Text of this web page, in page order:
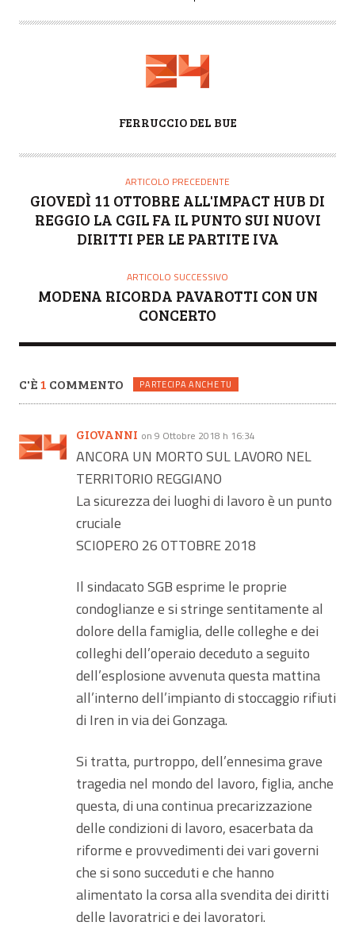
T
FERRUCCIO DEL BUE
ARTICOLO PRECEDENTE
GIOVEDÌ 11 OTTOBRE ALL'IMPACT HUB DI
REGGIO LA CGIL FA IL PUNTO SUI NUOVI
DIRITTI PER LE PARTITE IVA
ARTICOLO SUCCESSIVO
MODENA RICORDA PAVAROTTI CON UN
CONCERTO
C'È1 COMMENTO PARTECIPA ANCHE TU
GIOVANNI on 9 Ottobre 2018 h 16:34
ANCORA UN MORTO SUL LAVORO NEL
TERRITORIO REGGIANO
La sicurezza dei luoghi di lavoro è un punto
cruciale
SCIOPERO 26 OTTOBRE 2018
Il sindacato SGB esprime le proprie
condoglianze e si stringe sentitamente al
dolore della famiglia, delle colleghe e dei
colleghi dell’operaio deceduto a seguito
dell’esplosione avvenuta questa mattina
all’interno dell’impianto di stoccaggio rifiuti
di Iren in via dei Gonzaga.
Si tratta, purtroppo, dell’ennesima grave
tragedia nel mondo del lavoro, figlia, anche
questa, di una continua precarizzazione
delle condizioni di lavoro, esacerbata da
riforme e provvedimenti dei vari governi
che si sono succeduti e che hanno
alimentato la corsa alla svendita dei diritti
delle lavoratrici e dei lavoratori.